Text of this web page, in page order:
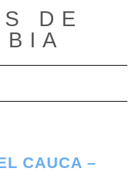
DE
modo de navegación
CAUCA –